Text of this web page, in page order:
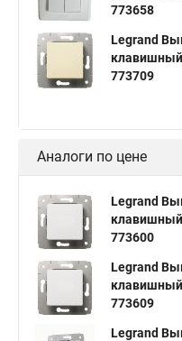
773658
Legrand
773709
Аналоги по цене
Legrand
773600
Legrand
773609
Legrand